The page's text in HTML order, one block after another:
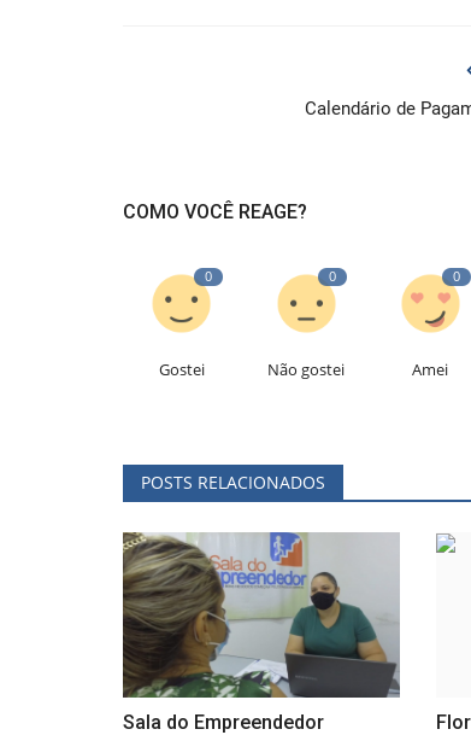
Calendário de
COMO VOCÊ REAGE?
0
Gostei
0
Não gostei
0
Amei
POSTS RELACIONADOS
Sala do Empreendedor